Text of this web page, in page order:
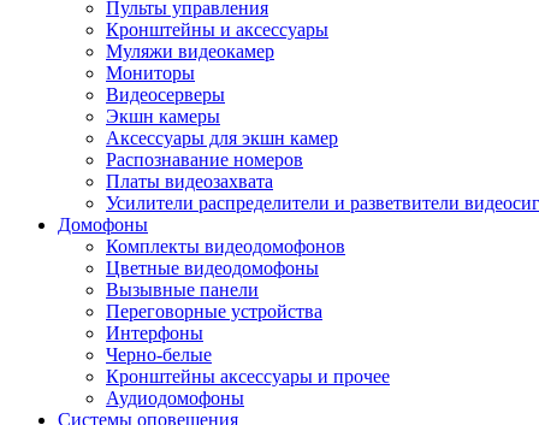
Пульты управления
Кронштейны и аксессуары
Муляжи видеокамер
Мониторы
Видеосерверы
Экшн камеры
Аксессуары для экшн камер
Распознавание номеров
Платы видеозахвата
Усилители распределители и разветвители
Домофоны
Комплекты видеодомофонов
Цветные видеодомофоны
Вызывные панели
Переговорные устройства
Интерфоны
Черно-белые
Кронштейны аксессуары и прочее
Аудиодомофоны
Системы оповещения